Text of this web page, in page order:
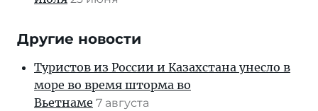
Другие новости
Туристов из России и Казахстана унесло в
море во время шторма во
Вьетнаме 7 августа